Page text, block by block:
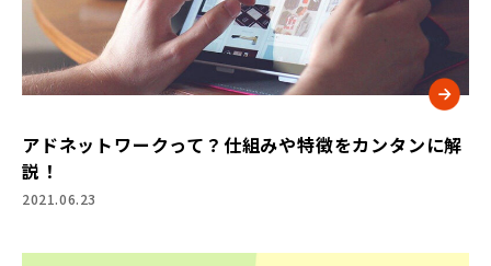
アドネットワークって？仕組みや特徴をカンタンに解
説！
2021.06.23